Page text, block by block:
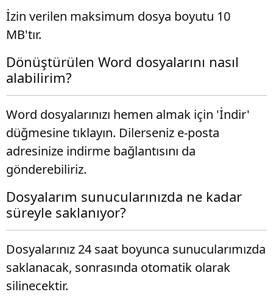
İzin verilen maksimum dosya boyutu 10
MB'tır.
Dönüştürülen Word dosyalarını nasıl
alabilirim?
Word dosyalarınızı hemen almak için 'İndir'
düğmesine tıklayın. Dilerseniz e-posta
adresinize indirme bağlantısını da
gönderebiliriz.
Dosyalarım sunucularınızda ne kadar
süreyle saklanıyor?
Dosyalarınız 24 saat boyunca sunucularımızda
saklanacak, sonrasında otomatik olarak
silinecektir.